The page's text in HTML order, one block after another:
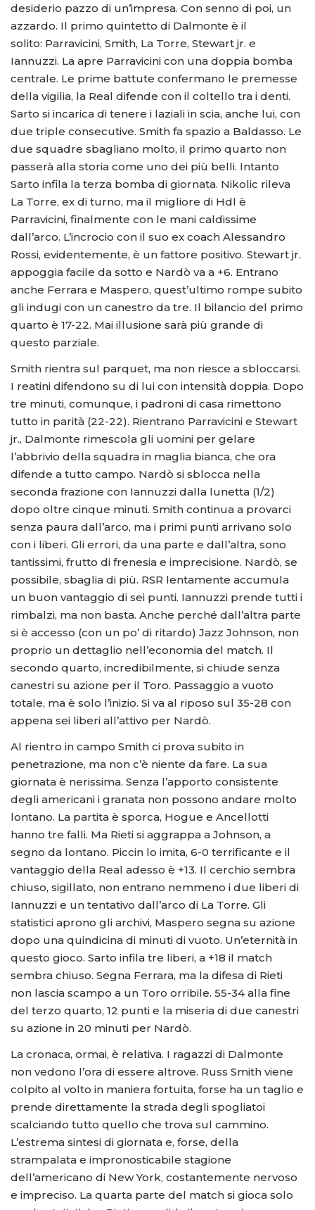
desiderio pazzo di un’impresa. Con senno di poi, un
azzardo. Il primo quintetto di Dalmonte è il
solito: Parravicini, Smith, La Torre, Stewart jr. e
Iannuzzi. La apre Parravicini con una doppia bomba
centrale. Le prime battute confermano le premesse
della vigilia, la Real difende con il coltello tra i denti.
Sarto si incarica di tenere i laziali in scia, anche lui, con
due triple consecutive. Smith fa spazio a Baldasso. Le
due squadre sbagliano molto, il primo quarto non
passerà alla storia come uno dei più belli. Intanto
Sarto infila la terza bomba di giornata. Nikolic rileva
La Torre, ex di turno, ma il migliore di Hdl è
Parravicini, finalmente con le mani caldissime
dall’arco. L’incrocio con il suo ex coach Alessandro
Rossi, evidentemente, è un fattore positivo. Stewart jr.
appoggia facile da sotto e Nardò va a +6. Entrano
anche Ferrara e Maspero, quest’ultimo rompe subito
gli indugi con un canestro da tre. Il bilancio del primo
quarto è 17-22. Mai illusione sarà più grande di
questo parziale.
Smith rientra sul parquet, ma non riesce a sbloccarsi.
I reatini difendono su di lui con intensità doppia. Dopo
tre minuti, comunque, i padroni di casa rimettono
tutto in parità (22-22). Rientrano Parravicini e Stewart
jr., Dalmonte rimescola gli uomini per gelare
l’abbrivio della squadra in maglia bianca, che ora
difende a tutto campo. Nardò si sblocca nella
seconda frazione con Iannuzzi dalla lunetta (1/2)
dopo oltre cinque minuti. Smith continua a provarci
senza paura dall’arco, ma i primi punti arrivano solo
con i liberi. Gli errori, da una parte e dall’altra, sono
tantissimi, frutto di frenesia e imprecisione. Nardò, se
possibile, sbaglia di più. RSR lentamente accumula
un buon vantaggio di sei punti. Iannuzzi prende tutti i
rimbalzi, ma non basta. Anche perché dall’altra parte
si è accesso (con un po’ di ritardo) Jazz Johnson, non
proprio un dettaglio nell’economia del match. Il
secondo quarto, incredibilmente, si chiude senza
canestri su azione per il Toro. Passaggio a vuoto
totale, ma è solo l’inizio. Si va al riposo sul 35-28 con
appena sei liberi all’attivo per Nardò.
Al rientro in campo Smith ci prova subito in
penetrazione, ma non c’è niente da fare. La sua
giornata è nerissima. Senza l’apporto consistente
degli americani i granata non possono andare molto
lontano. La partita è sporca, Hogue e Ancellotti
hanno tre falli. Ma Rieti si aggrappa a Johnson, a
segno da lontano. Piccin lo imita, 6-0 terrificante e il
vantaggio della Real adesso è +13. Il cerchio sembra
chiuso, sigillato, non entrano nemmeno i due liberi di
Iannuzzi e un tentativo dall’arco di La Torre. Gli
statistici aprono gli archivi, Maspero segna su azione
dopo una quindicina di minuti di vuoto. Un’eternità in
questo gioco. Sarto infila tre liberi, a +18 il match
sembra chiuso. Segna Ferrara, ma la difesa di Rieti
non lascia scampo a un Toro orribile. 55-34 alla fine
del terzo quarto, 12 punti e la miseria di due canestri
su azione in 20 minuti per Nardò.
La cronaca, ormai, è relativa. I ragazzi di Dalmonte
non vedono l’ora di essere altrove. Russ Smith viene
colpito al volto in maniera fortuita, forse ha un taglio e
prende direttamente la strada degli spogliatoi
scalciando tutto quello che trova sul cammino.
L’estrema sintesi di giornata e, forse, della
strampalata e impronosticabile stagione
dell’americano di New York, costantemente nervoso
e impreciso. La quarta parte del match si gioca solo